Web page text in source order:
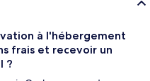
à l'hébergement
frais et recevoir un
?